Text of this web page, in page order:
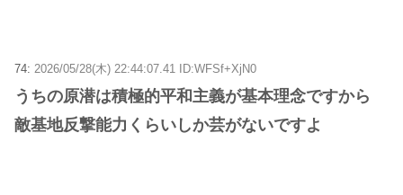
74: 2026/05/28(木) 22:44:07.41 ID:WFSf+XjN0
うちの原潜は積極的平和主義が基本理念ですから
敵基地反撃能力くらいしか芸がないですよ